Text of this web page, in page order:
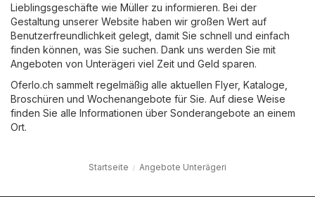
Lieblingsgeschäfte wie Müller zu informieren. Bei der
Gestaltung unserer Website haben wir großen Wert auf
Benutzerfreundlichkeit gelegt, damit Sie schnell und einfach
finden können, was Sie suchen. Dank uns werden Sie mit
Angeboten von Unterägeri viel Zeit und Geld sparen.
Oferlo.ch sammelt regelmäßig alle aktuellen Flyer, Kataloge,
Broschüren und Wochenangebote für Sie. Auf diese Weise
finden Sie alle Informationen über Sonderangebote an einem
Ort.
Startseite Angebote Unterägeri